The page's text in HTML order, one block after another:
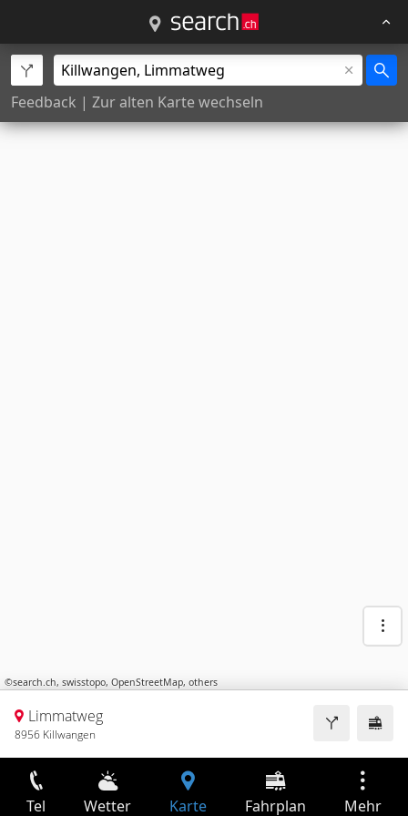
Feedback | Zur alten Karte wechseln
©search.ch, swisstopo, OpenStreetMap, others
Limmatweg
8956 Killwangen
Tel Wetter Karte Fahrplan Mehr